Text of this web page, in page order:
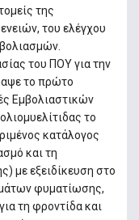
της
του ελέγχου
του ΠΟΥ για την
το πρώτο
Εμβολιαστικών
το
κατάλογος
και τη
με εξειδίκευση στο
φυματίωσης,
τη φροντίδα και